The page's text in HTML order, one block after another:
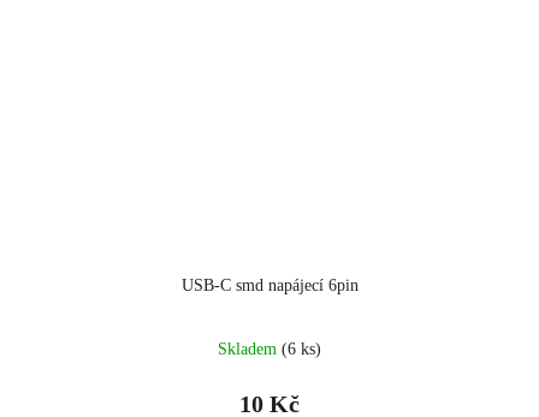
USB-C smd napájecí 6pin
Skladem (6 ks)
10 Kč